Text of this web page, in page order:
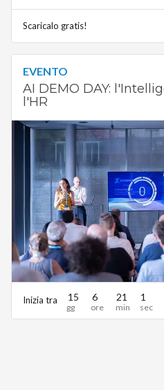
Scaricalo gratis!
EVENTO
AI DEMO DAY:
l'HR
Inizia tra 15 6 21 1